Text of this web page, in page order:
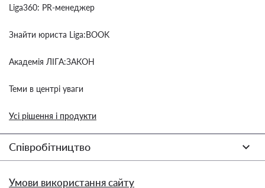
Liga360: PR-менеджер
Знайти юриста Liga:BOOK
Академія ЛІГА:ЗАКОН
Теми в центрі уваги
Усі рішення і продукти
Співробітництво
Умови використання сайту